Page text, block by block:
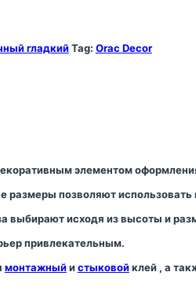
гладкийTag: Orac Decor
элементом
позволяют использовать
выбирают исходя из высоты и
привлекательным.
монтажныйистыковойклей , а